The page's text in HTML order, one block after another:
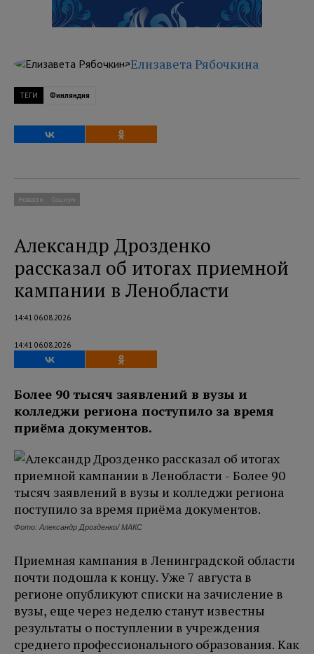
Елизавета Рябочкина
ТЕГИ Финляндия
Новости Социум
Александр Дрозденко
рассказал об итогах приемной
кампании в Ленобласти
14:41 06.08.2026
14:41 06.08.2026
Более 90 тысяч заявлений в вузы и
колледжи региона поступило за время
приёма документов.
Фото: Александр Дрозденко/ МАКС
Приемная кампания в Ленинградской области
почти подошла к концу. Уже 7 августа в
регионе опубликуют списки на зачисление в
вузы, еще через неделю станут известны
результаты о поступлении в учреждения
среднего профессионального образования. Как